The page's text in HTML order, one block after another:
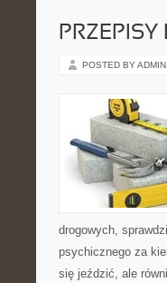
POSTED BY ADMIN
drogowych,
psychicznego za
się jeździć, ale